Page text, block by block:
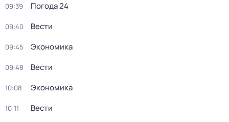
09:39 Погода 24
09:40 Вести
09:45 Экономика
09:48 Вести
10:08 Экономика
10:11 Вести